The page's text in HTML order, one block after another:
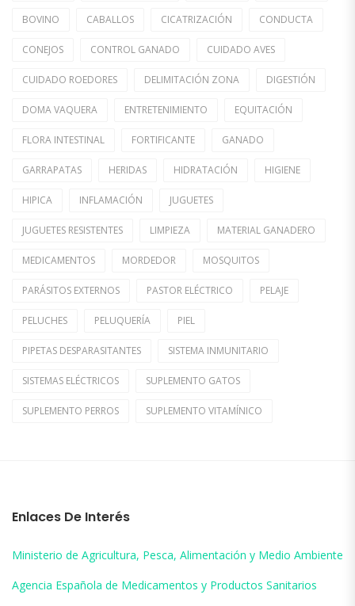
BOVINO CABALLOS CICATRIZACIÓN CONDUCTA
CONEJOS CONTROL GANADO CUIDADO AVES
CUIDADO ROEDORES DELIMITACIÓN ZONA DIGESTIÓN
DOMA VAQUERA ENTRETENIMIENTO EQUITACIÓN
FLORA INTESTINAL FORTIFICANTE GANADO
GARRAPATAS HERIDAS HIDRATACIÓN HIGIENE
HIPICA INFLAMACIÓN JUGUETES
JUGUETES RESISTENTES LIMPIEZA MATERIAL GANADERO
MEDICAMENTOS MORDEDOR MOSQUITOS
PARÁSITOS EXTERNOS PASTOR ELÉCTRICO PELAJE
PELUCHES PELUQUERÍA PIEL
PIPETAS DESPARASITANTES SISTEMA INMUNITARIO
SISTEMAS ELÉCTRICOS SUPLEMENTO GATOS
SUPLEMENTO PERROS SUPLEMENTO VITAMÍNICO
Enlaces De Interés
Ministerio de Agricultura, Pesca, Alimentación y Medio Ambiente
Agencia Española de Medicamentos y Productos Sanitarios